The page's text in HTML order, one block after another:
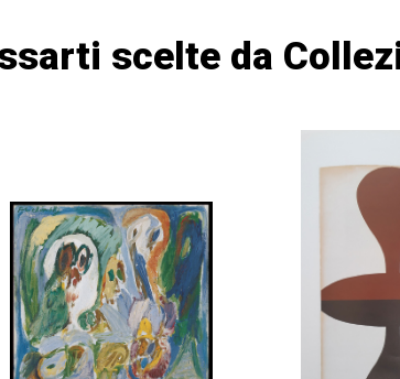
scelte da